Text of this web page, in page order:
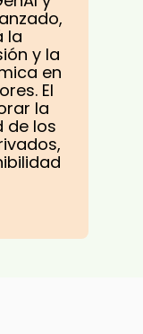
la
y la
en
El
la
de los